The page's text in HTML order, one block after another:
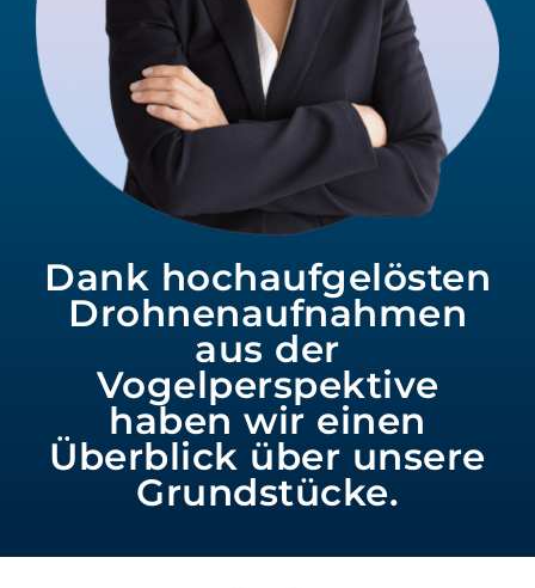
Dank hochaufgelösten
Drohnenaufnahmen
aus der
Vogelperspektive
haben wir einen
Überblick über unsere
Grundstücke.